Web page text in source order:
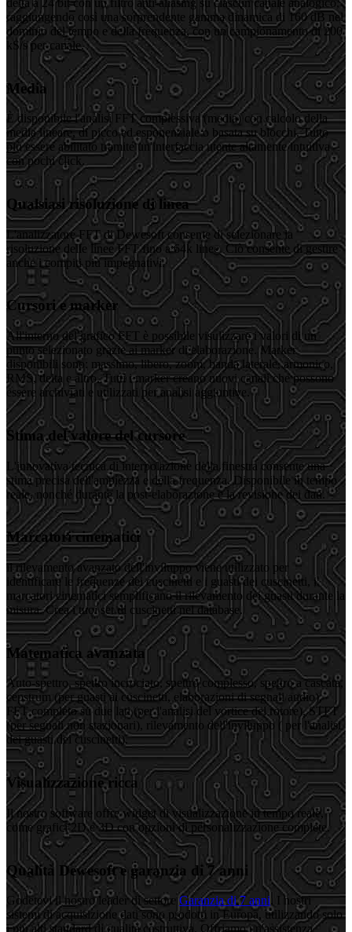
raggiungendo così una sorprendente gamma dinamica di 160 dB nel
dominio del tempo e della frequenza, con un campionamento di 200
kS/s per canale.
Media
È disponibile l'analisi FFT complessiva (media) con calcolo della
media lineare, di picco ed esponenziale o basata su blocchi. Tutto
più essere abilitato tramite un'interfaccia utente altamente intuitiva
con pochi click.
Qualsiasi risoluzione di linea
L'analizzatore FFT di Dewesoft consente di selezionare la
risoluzione delle linee FFT fino a 64k linee. Ciò consente di gestire
anche i compiti più impegnativi.
Cursori e marker
All'interno del grafico FFT è possibile visulizzare i valori di un
punto selezionato grazie ai marker di elaborazione. Marker
disponibili sono: massimo, libero, zoom, banda laterale, armonico,
RMS, delta e altro. Tutti i marker creano nuovi canali che possono
essere archiviati e utilizzati per analisi aggiuntive.
Stima del valore del cursore
L'innovativa tecnica di interpolazione della finestra consente una
stima precisa dell'ampiezza e della frequenza. Disponibile in tempo
reale, nonché durante la post-elaborazione e la revisione dei dati.
Marcatori cinematici
il rilevamento avanzato dell'inviluppo viene utilizzato per
identificare le frequenze dei cuscinetti e i guasti dei cuscinetti, i
marcatori cinematici semplificano il rilevamento dei guasti durante la
misura. Crea i tuoi set di cuscinetti nel database.
Matematica avanzata
Auto-spettro, spettro incrociato, spettro complesso, spettro a cascata,
cepstrum (per guasti ai cuscinetti, elaborazioni di segnali audio),
FFT completo su due lati (per l'analisi del vortice del rotore), STFT
(per segnali non stazionari), rilevamento dell'inviluppo ( per l'analisi
dei guasti dei cuscinetti).
Visualizzazione ricca
Il nostro software offre widget di visualizzazione in tempo reale,
come grafici 2D e 3D con opzioni di personalizzazione complete.
Qualità Dewesoft e garanzia di 7 anni
Godetevi il nostro leader di settore Garanzia di 7 anni . I nostri
sistemi di acquisizione dati sono prodotti in Europa, utilizzando solo
i più alti standard di qualità costruttiva. Offriamo un'assistenza